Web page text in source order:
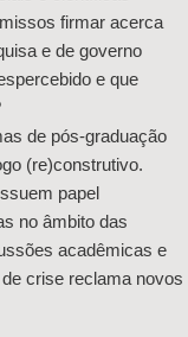
firmar acerca
e de governo
e que
de pós-graduação
(re)construtivo.
papel
no âmbito das
acadêmicas e
crise reclama novos